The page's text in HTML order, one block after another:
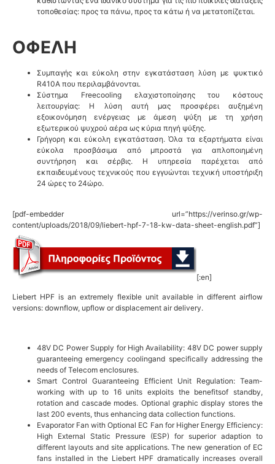
τοποθεσίας: προς τα πάνω, προς τα κάτω ή να μετατοπίζεται.
ΟΦΕΛΗ
Συμπαγής και εύκολη στην εγκατάσταση λύση με ψυκτικό
R410A που περιλαμβάνονται.
Σύστημα Freecooling ελαχιστοποίησης του κόστους
λειτουργίας: Η λύση αυτή μας προσφέρει αυξημένη
εξοικονόμηση ενέργειας με άμεση ψύξη με τη χρήση
εξωτερικού ψυχρού αέρα ως κύρια πηγή ψύξης.
Γρήγορη και εύκολη εγκατάσταση. Όλα τα εξαρτήματα είναι
εύκολα προσβάσιμα από μπροστά για απλοποιημένη
συντήρηση και σέρβις. Η υπηρεσία παρέχεται από
εκπαιδευμένους τεχνικούς που εγγυώνται τεχνική υποστήριξη
24 ώρες το 24ώρο.
[pdf-embedder url=”https://verinso.gr/wp-
content/uploads/2018/09/liebert-hpf-7-18-kw-data-sheet-english.pdf”]
[:en]
Liebert HPF is an extremely flexible unit available in different airflow
versions: downflow, upflow or displacement air delivery.
48V DC Power Supply for High Availability: 48V DC power supply
guaranteeing emergency coolingand specifically addressing the
needs of Telecom enclosures.
Smart Control Guaranteeing Efficient Unit Regulation: Team-
working with up to 16 units exploits the benefitsof standby,
rotation and cascade modes. Optional graphic display stores the
last 200 events, thus enhancing data collection functions.
Evaporator Fan with Optional EC Fan for Higher Energy Efficiency:
High External Static Pressure (ESP) for superior adaption to
different layouts and site applications. The new generation of EC
fans installed in the Liebert HPF dramatically increases overall